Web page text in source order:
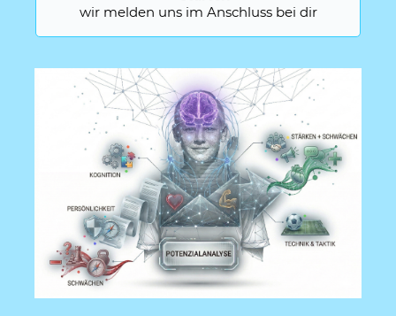
wir melden uns im Anschluss bei dir